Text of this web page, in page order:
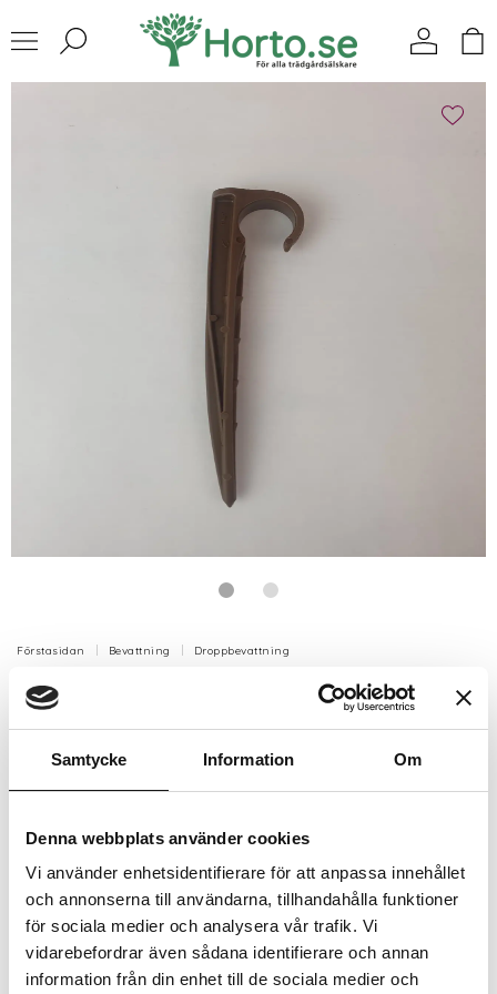
Samtycke Information Om
Denna webbplats använder cookies
Vi använder enhetsidentifierare för att anpassa innehållet
och annonserna till användarna, tillhandahålla funktioner
för sociala medier och analysera vår trafik. Vi
vidarebefordrar även sådana identifierare och annan
information från din enhet till de sociala medier och
Förstasidan Bevattning Droppbevattning
Pinne för att fixera 16mm droppslang
20-pack
Fixeringspinne för 16mm slang
Finns i lager (20+ st)
Inkl. moms: 169 kr
Lägg i varukorgen